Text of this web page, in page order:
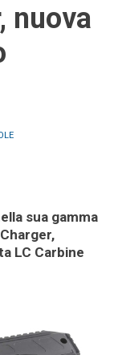
sua gamma
LC Carbine